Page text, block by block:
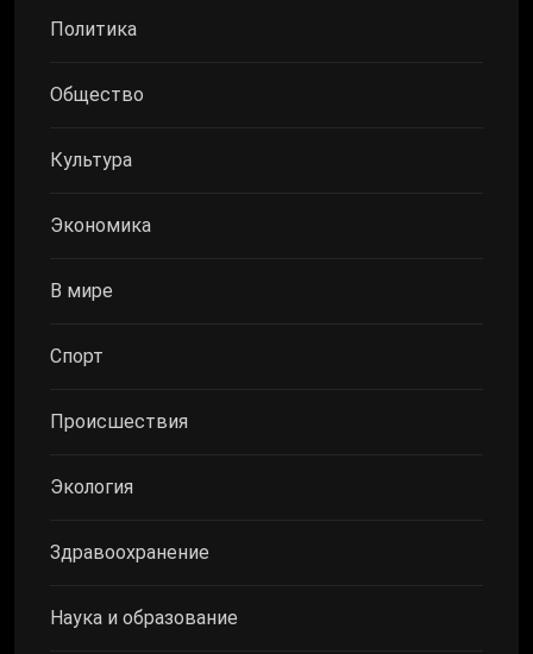
Политика
Общество
Культура
Экономика
В мире
Спорт
Происшествия
Экология
Здравоохранение
Наука и образование